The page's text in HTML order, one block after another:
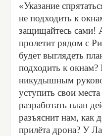
«Указание
не подходить к
защищайтесь сами!
пролетит рядом с
будет выглядеть
подходить к
никудышным
уступить свои
разработать план
разъяснит нам, как
прилёта дрона? У